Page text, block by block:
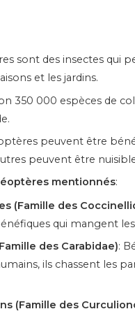
sont des insectes qui
et les jardins.
350 000 espèces de
peuvent être
peuvent être
mentionnés:
(Famille des
qui mangent
des Carabidae):
ils chassent les
(Famille des